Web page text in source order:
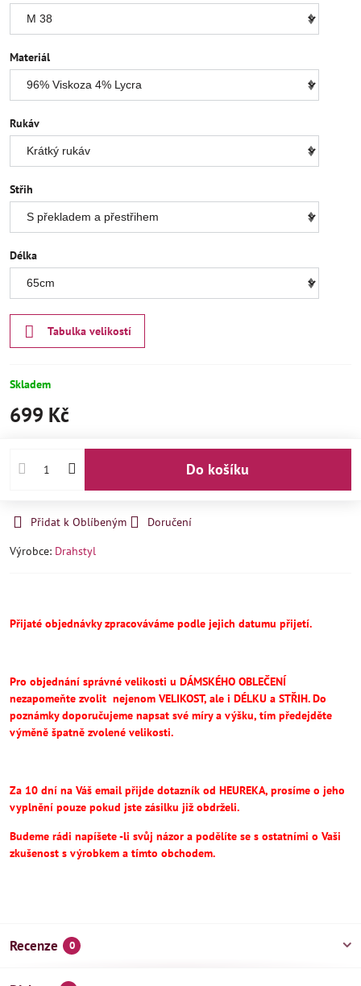
Materiál
Rukáv
Střih
Délka
Tabulka velikostí
Skladem
699 Kč
Do košíku
Přidat k Oblíbeným
Doručení
Výrobce: Drahstyl
Přijaté objednávky zpracováváme podle jejich datumu přijetí.
Pro objednání správné velikosti u DÁMSKÉHO OBLEČENÍ
nezapomeňte zvolit nejenom VELIKOST, ale i DÉLKU a STŘIH.Do
poznámky doporučujeme napsat své míry a výšku, tím předejděte
výměně špatně zvolené velikosti.
Za 10 dní na Váš email přijde dotazník od HEUREKA, prosíme o jeho
vyplnění pouze pokud jste zásilku již obdrželi.
Budeme rádi napíšete -li svůj názor a podělíte se s ostatními o Vaši
zkušenost s výrobkem a tímto obchodem.
Recenze 0